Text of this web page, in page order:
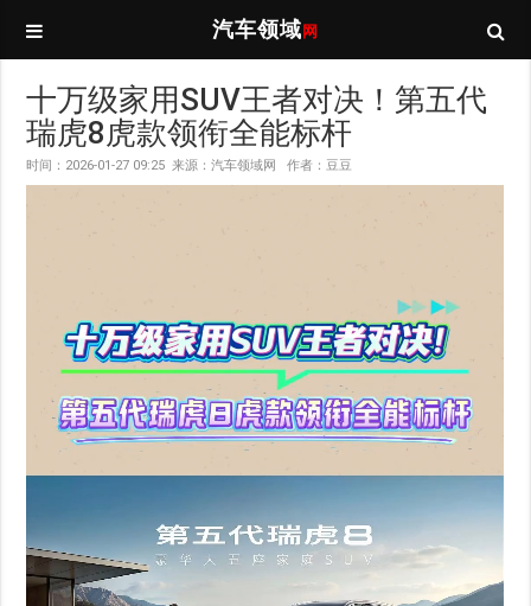
汽车领域 网
十万级家用SUV王者对决！第五代
瑞虎8虎款领衔全能标杆
时间：2026-01-27 09:25 来源：汽车领域网 作者：豆豆